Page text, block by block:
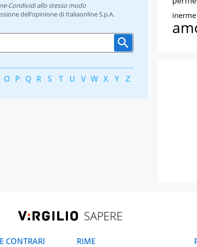
Condividi allo stesso modo
dell’opinione di Italiaonline S.p.A.
O P Q R S T U V W X Y Z
inerme
SAPERE
CONTRARI
RIME